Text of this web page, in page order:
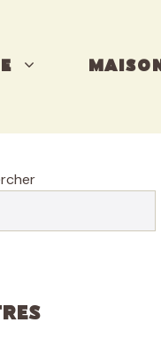
MAISON